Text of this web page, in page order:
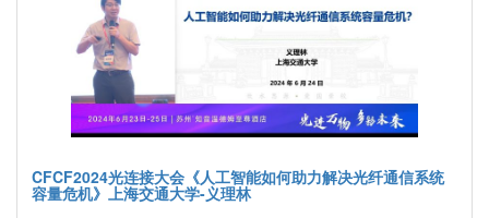
CFCF2024光连接大会《人工智能如何助力解决光纤通信系统
容量危机》上海交通大学-义理林